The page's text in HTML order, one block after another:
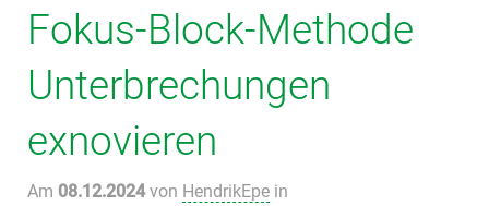
Fokus-Block-Methode
Unterbrechungen
exnovieren
Am 08.12.2024von HendrikEpe in